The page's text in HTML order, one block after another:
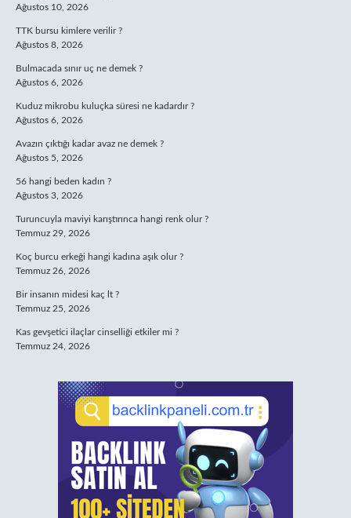
Ağustos 10, 2026
TTK bursu kimlere verilir ?
Ağustos 8, 2026
Bulmacada sınır uç ne demek ?
Ağustos 6, 2026
Kuduz mikrobu kuluçka süresi ne kadardır ?
Ağustos 6, 2026
Avazın çıktığı kadar avaz ne demek ?
Ağustos 5, 2026
56 hangi beden kadın ?
Ağustos 3, 2026
Turuncuyla maviyi karıştırınca hangi renk olur ?
Temmuz 29, 2026
Koç burcu erkeği hangi kadına aşık olur ?
Temmuz 26, 2026
Bir insanın midesi kaç lt ?
Temmuz 25, 2026
Kas gevşetici ilaçlar cinselliği etkiler mi ?
Temmuz 24, 2026